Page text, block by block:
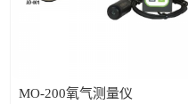
MO-200氧气测量仪